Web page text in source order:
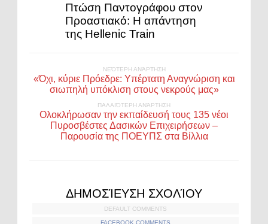
Πτώση Παντογράφου στον
Προαστιακό: Η απάντηση
της Hellenic Train
ΝΕΌΤΕΡΗ ΑΝΆΡΤΗΣΗ
«Όχι, κύριε Πρόεδρε: Υπέρτατη Αναγνώριση και
σιωπηλή υπόκλιση στους νεκρούς μας»
ΠΑΛΑΙΌΤΕΡΗ ΑΝΆΡΤΗΣΗ
Ολοκλήρωσαν την εκπαίδευσή τους 135 νέοι
Πυροσβέστες Δασικών Επιχειρήσεων –
Παρουσία της ΠΟΕΥΠΣ στα Βίλλια
ΔΗΜΟΣΊΕΥΣΗ ΣΧΟΛΊΟΥ
DEFAULT COMMENTS
FACEBOOK COMMENTS